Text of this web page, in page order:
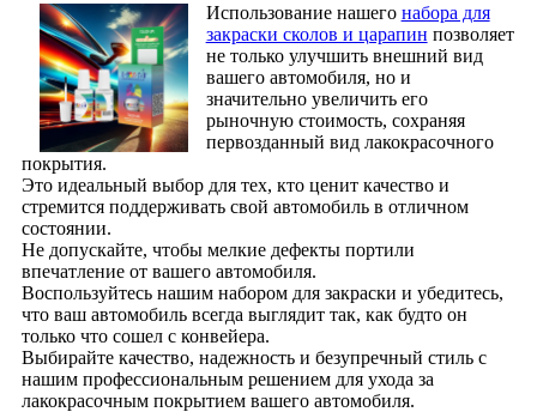
Использование нашего набора для
закраски сколов и царапин позволяет
не только улучшить внешний вид
вашего автомобиля, но и
значительно увеличить его
рыночную стоимость, сохраняя
первозданный вид лакокрасочного
покрытия.
Это идеальный выбор для тех, кто ценит качество и
стремится поддерживать свой автомобиль в отличном
состоянии.
Не допускайте, чтобы мелкие дефекты портили
впечатление от вашего автомобиля.
Воспользуйтесь нашим набором для закраски и убедитесь,
что ваш автомобиль всегда выглядит так, как будто он
только что сошел с конвейера.
Выбирайте качество, надежность и безупречный стиль с
нашим профессиональным решением для ухода за
лакокрасочным покрытием вашего автомобиля.